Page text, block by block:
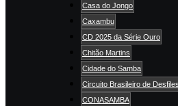
Casa do Jongo
Caxambu
CD 2025 da Série Ouro
Chitão Martins
Cidade do Samba
Circuito Brasileiro de
CONASAMBA